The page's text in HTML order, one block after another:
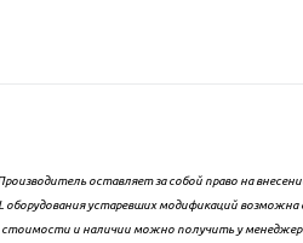
оставляет за собой право на
устаревших модификаций
стоимости и наличии можно получить у